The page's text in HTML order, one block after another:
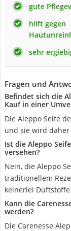
gute
hilft gegen
sehr
Fragen und
Befindet sich die
Kauf in einer
Die Aleppo Seife
und sie wird
Ist die Aleppo
versehen?
Nein, die Aleppo
traditionellem
keinerlei Duftstoffe.
Kann die
werden?
Die Carenesse